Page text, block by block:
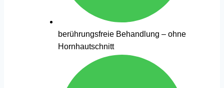
berührungsfreie Behandlung – ohne
Hornhautschnitt